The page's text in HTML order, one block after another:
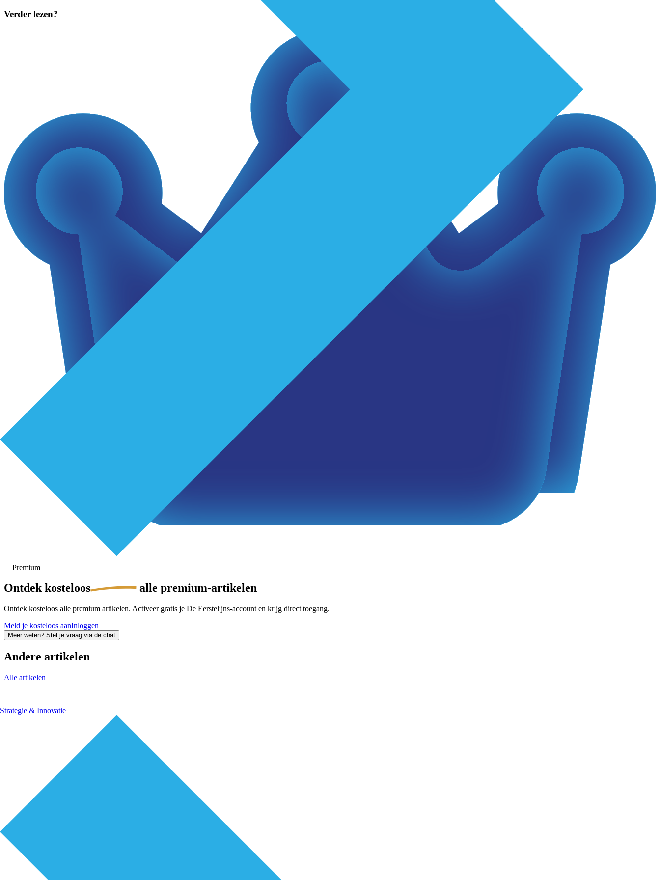
Strategie & Innovatie
Verder lezen?
Premium
Ontdekkosteloos alle premium-artikelen
Ontdek kosteloos alle premium artikelen. Activeer gratis je De Eerstelijns-account en krijg direct toegang.
Meld je kosteloos aanInloggen
Meer weten? Stel je vraag via de chat
Andere artikelen
Alle artikelen